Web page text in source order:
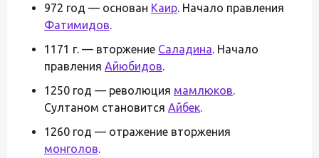
972 год — основан Каир. Начало правления
Фатимидов.
1171 г. — вторжение Саладина. Начало
правления Айюбидов.
1250 год — революция мамлюков.
Султаном становится Айбек.
1260 год — отражение вторжения
монголов.